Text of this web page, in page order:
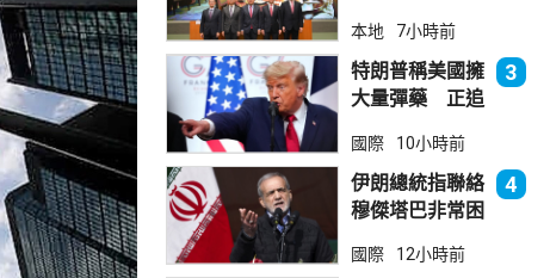
吸引力
本地 7小時前
特朗普稱美國擁
大量彈藥 正追
者」
3
國際 10小時前
伊朗總統指聯絡
穆傑塔巴非常困
製造分裂
4
國際 12小時前